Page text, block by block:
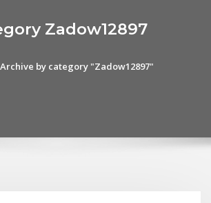
Zadow12897
Archive by category "Zadow12897"